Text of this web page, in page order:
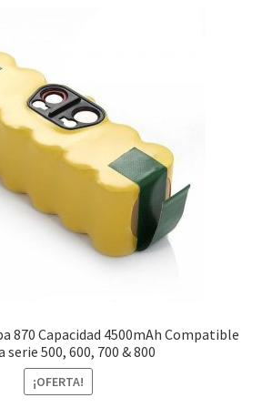
870 Capacidad 4500mAh Compatible
serie 500, 600, 700 & 800
¡OFERTA!